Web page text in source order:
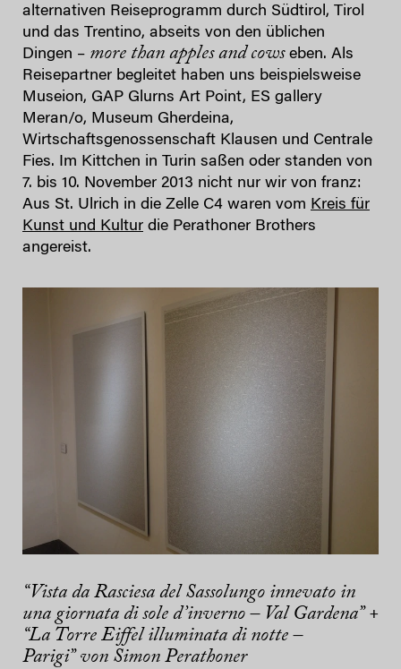
alternativen Reiseprogramm durch Südtirol, Tirol
und das Trentino, abseits von den üblichen
Dingen – more than apples and cows eben. Als
Reisepartner begleitet haben uns beispielsweise
Museion, GAP Glurns Art Point, ES gallery
Meran/o, Museum Gherdeina,
Wirtschaftsgenossenschaft Klausen und Centrale
Fies. Im Kittchen in Turin saßen oder standen von
7. bis 10. November 2013 nicht nur wir von franz:
Aus St. Ulrich in die Zelle C4 waren vom Kreis für
Kunst und Kultur die Perathoner Brothers
angereist.
“Vista da Rasciesa del Sassolungo innevato in
una giornata di sole d’inverno – Val Gardena” +
“La Torre Eiffel illuminata di notte –
Parigi” von Simon Perathoner